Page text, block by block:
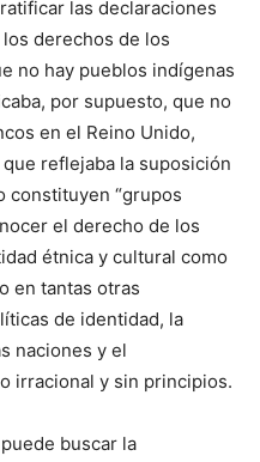
las declaraciones
derechos de los
no hay pueblos indígenas
por supuesto, que no
en el Reino Unido,
reflejaba la suposición
constituyen “grupos
el derecho de los
étnica y cultural como
en tantas otras
de identidad, la
naciones y el
irracional y sin principios.
buscar la